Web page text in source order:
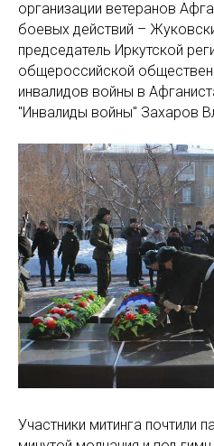
организации ветеранов
боевых действий –
председатель Иркутской
общероссийской
инвалидов войны в
"Инвалиды войны" Захаров
Участники митинга почтили